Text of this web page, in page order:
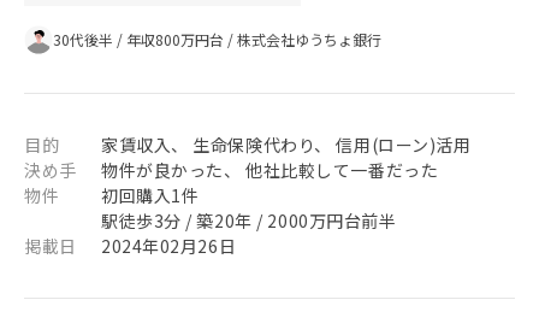
30代後半 / 年収800万円台 /株式会社ゆうちょ銀行
目的
家賃収入、 生命保険代わり、 信用(ローン)活用
決め手
物件が良かった、 他社比較して一番だった
物件
初回購入1件
駅徒歩3分 / 築20年 / 2000万円台前半
掲載日
2024年02月26日